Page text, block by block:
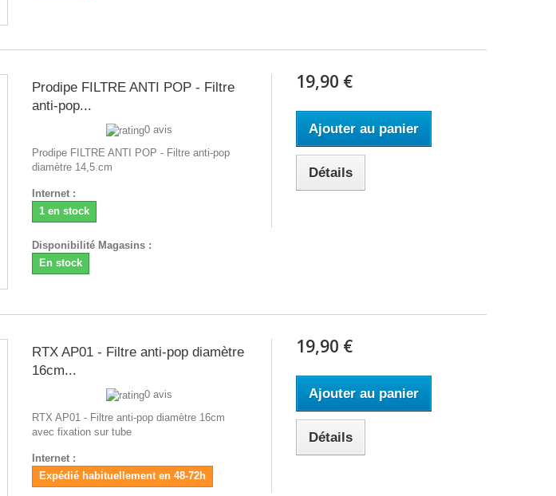
Prodipe FILTRE ANTI POP - Filtre
anti-pop...
0 avis
Prodipe FILTRE ANTI POP - Filtre anti-pop
diamètre 14,5 cm
Internet :
1 en stock
Disponibilité Magasins :
En stock
19,90 €
Ajouter au panier
Détails
RTX AP01 - Filtre anti-pop diamètre
16cm...
0 avis
RTX AP01 - Filtre anti-pop diamètre 16cm
avec fixation sur tube
Internet :
Expédié habituellement en 48-72h
19,90 €
Ajouter au panier
Détails